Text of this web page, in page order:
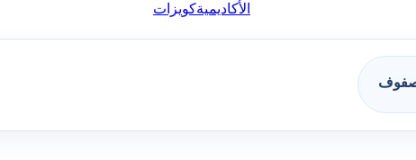
الأكاديميةكويزات